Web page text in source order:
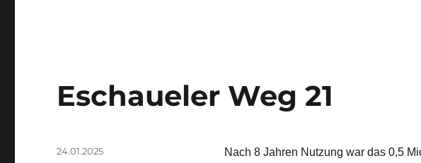
Eschaueler Weg 21
Nach 8 Jahren Nutzung war das 0,5
Veröffentlicht
24.01.2025